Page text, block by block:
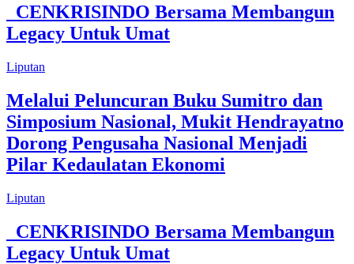
CENKRISINDO Bersama Membangun
Legacy Untuk Umat
Liputan
Melalui Peluncuran Buku Sumitro dan
Simposium Nasional, Mukit Hendrayatno
Dorong Pengusaha Nasional Menjadi
Pilar Kedaulatan Ekonomi
Liputan
CENKRISINDO Bersama Membangun
Legacy Untuk Umat